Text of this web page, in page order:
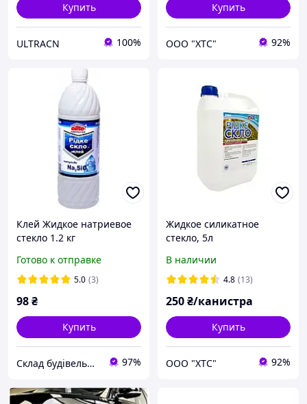
Купить
ULTRACN 100%
Купить
ООО "ХТС" 92%
Клей Жидкое натриевое
стекло 1.2 кг
Готово к отправке
5.0 (3)
98₴
Купить
Склад будівельних матеріалів 97%
Жидкое силикатное
стекло, 5л
В наличии
4.8 (13)
250₴/канистра
Купить
ООО "ХТС" 92%